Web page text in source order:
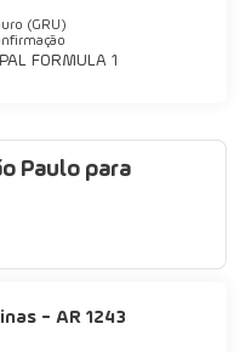
(GRU)
FORMULA 1
Paulo para
- AR 1243